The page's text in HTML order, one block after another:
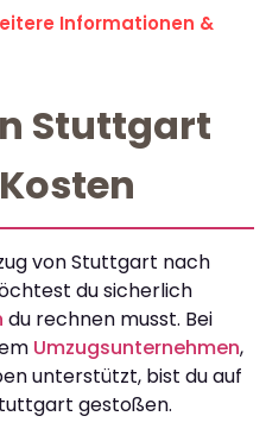
Informationen &
Stuttgart
von Stuttgart nach
du sicherlich
du rechnen musst. Bei
Umzugsunternehmen,
unterstützt, bist du auf
gestoßen.